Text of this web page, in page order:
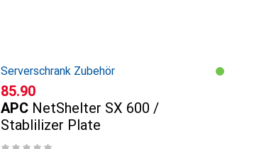
Serverschrank Zubehör
CHF
85.90
APC NetShelter SX 600 /
Stablilizer Plate